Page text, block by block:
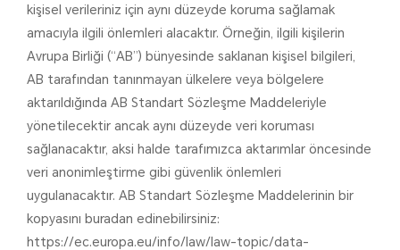
kişisel verileriniz için aynı düzeyde koruma sağlamak
amacıyla ilgili önlemleri alacaktır. Örneğin, ilgili kişilerin
Avrupa Birliği (“AB”) bünyesinde saklanan kişisel bilgileri,
AB tarafından tanınmayan ülkelere veya bölgelere
aktarıldığında AB Standart Sözleşme Maddeleriyle
yönetilecektir ancak aynı düzeyde veri koruması
sağlanacaktır, aksi halde tarafımızca aktarımlar öncesinde
veri anonimleştirme gibi güvenlik önlemleri
uygulanacaktır. AB Standart Sözleşme Maddelerinin bir
kopyasını buradan edinebilirsiniz:
https://ec.europa.eu/info/law/law-topic/data-